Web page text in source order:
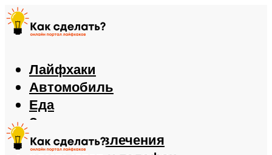
Лайфхаки
Автомобиль
Еда
Здоровье
Игры и развлечения